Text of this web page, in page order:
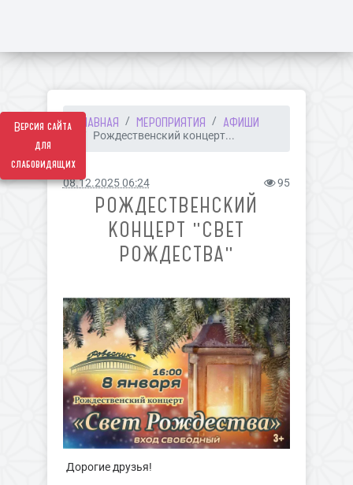
Версия сайта
для
слабовидящих
ГЛАВНАЯ МЕРОПРИЯТИЯ АФИШИ
Рождественский концерт...
08.12.2025 06:24 95
РОЖДЕСТВЕНСКИЙ
КОНЦЕРТ "СВЕТ
РОЖДЕСТВА"
Дорогие друзья!